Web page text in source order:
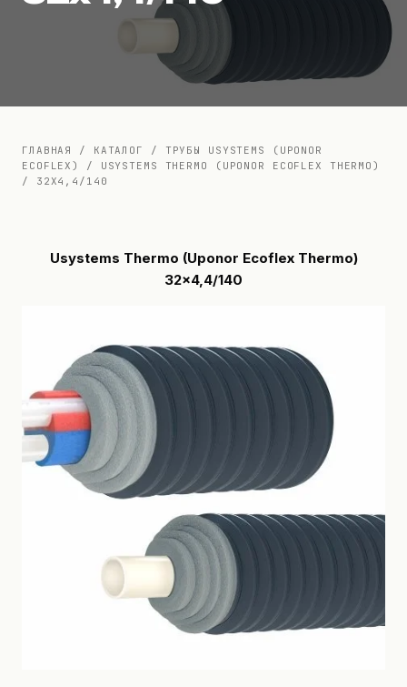
ГЛАВНАЯ / КАТАЛОГ / ТРУБЫ USYSTEMS (UPONOR
ECOFLEX)
/ USYSTEMS THERMO (UPONOR ECOFLEX THERMO)
/ 32X4,4/140
Usystems Thermo (Uponor Ecoflex Thermo)
32x4,4/140